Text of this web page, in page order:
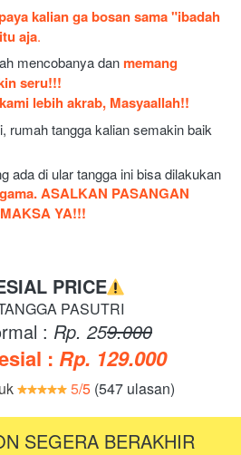
kalian ga bosan sama "ibadah
aja.
mencobanya dan memang
seru!!!
lebih akrab, Masyaallah!!
rumah tangga kalian semakin baik
ada di ular tangga ini bisa dilakukan
ASALKAN PASANGAN
YA!!!
PRICE
PASUTRI
: Rp. 259.000
: Rp. 129.000
5/5 (547 ulasan)
SEGERA BERAKHIR